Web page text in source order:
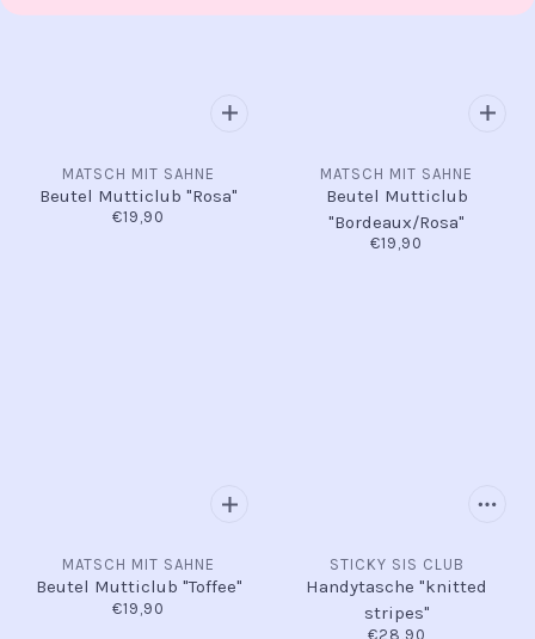
MATSCH MIT SAHNE
Beutel Mutticlub "Rosa"
€19,90
MATSCH MIT SAHNE
Beutel Mutticlub
"Bordeaux/Rosa"
€19,90
MATSCH MIT SAHNE
Beutel Mutticlub "Toffee"
€19,90
STICKY SIS CLUB
Handytasche "knitted
stripes"
€28,90